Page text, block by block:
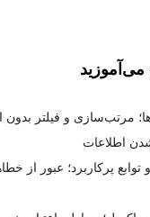
می‌آموزید
مرتب‌سازی و فیلتر بدون
اطلاعات
پرکاربرد؛ عبور از